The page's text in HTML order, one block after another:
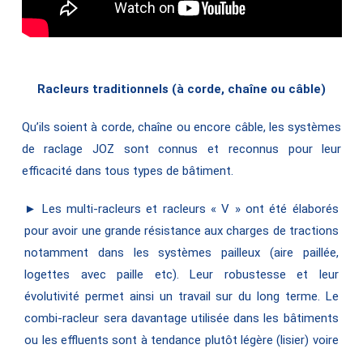
Racleurs traditionnels (à corde, chaîne ou câble)
Qu’ils soient à corde, chaîne ou encore câble, les systèmes
de raclage JOZ sont connus et reconnus pour leur
efficacité dans tous types de bâtiment.
► Les multi-racleurs et racleurs « V » ont été élaborés
pour avoir une grande résistance aux charges de tractions
notamment dans les systèmes pailleux (aire paillée,
logettes avec paille etc). Leur robustesse et leur
évolutivité permet ainsi un travail sur du long terme. Le
combi-racleur sera davantage utilisée dans les bâtiments
ou les effluents sont à tendance plutôt légère (lisier) voire